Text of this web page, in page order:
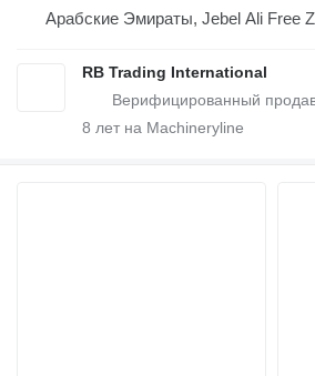
Арабские Эмираты, Jebel Ali Free
RB Trading International
8 лет на Machineryline